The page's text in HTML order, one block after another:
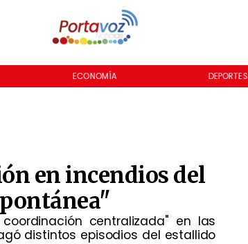
ECONOMÍA DEPORTES
en incendios del
centralizada" en las
distintos episodios del estallido